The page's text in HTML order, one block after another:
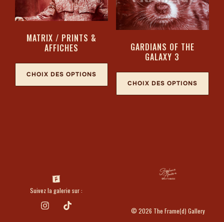
MATRIX / PRINTS &
AFFICHES
CHOIX DES OPTIONS
GARDIANS OF THE
GALAXY 3
CHOIX DES OPTIONS
Suivez la galerie sur :
© 2026 The Frame(d) Gallery